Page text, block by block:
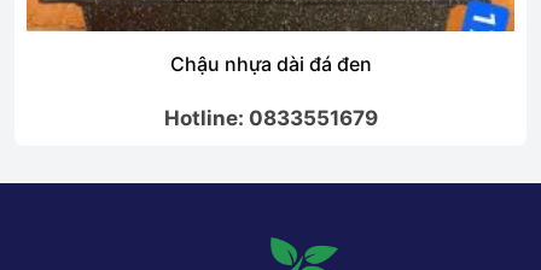
Chậu nhựa dài đá đen
Hotline: 0833551679